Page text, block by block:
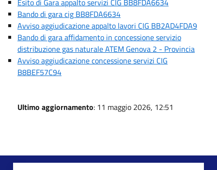
Bando di gara cig BB8FDA6634
Avviso aggiudicazione appalto lavori CIG BB2AD4FDA9
Bando di gara affidamento in concessione servizio
distribuzione gas naturale ATEM Genova 2 - Provincia
Avviso aggiudicazione concessione servizi CIG
B8BEF57C94
Ultimo aggiornamento: 11 maggio 2026, 12:51